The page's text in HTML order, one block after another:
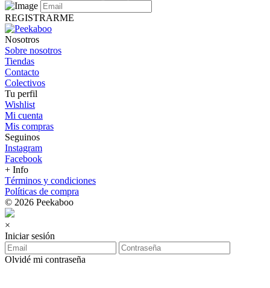
REGISTRARME
Nosotros
Sobre nosotros
Tiendas
Contacto
Colectivos
Tu perfil
Wishlist
Mi cuenta
Mis compras
Seguinos
Instagram
Facebook
+ Info
Términos y condiciones
Políticas de compra
© 2026 Peekaboo
×
Iniciar sesión
Olvidé mi contraseña